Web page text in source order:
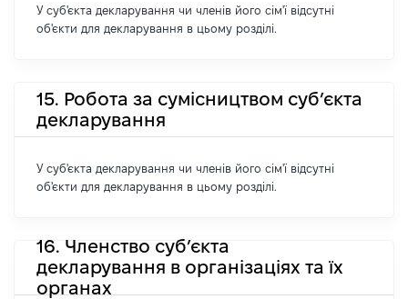
У суб'єкта декларування чи членів його сім'ї відсутні
об'єкти для декларування в цьому розділі.
15. Робота за сумісництвом суб’єкта
декларування
У суб'єкта декларування чи членів його сім'ї відсутні
об'єкти для декларування в цьому розділі.
16. Членство суб’єкта
декларування в організаціях та їх
органах